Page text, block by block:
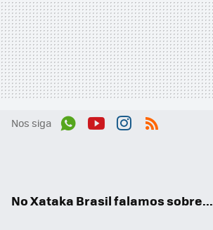
Nos siga
No Xataka Brasil falamos sobre...